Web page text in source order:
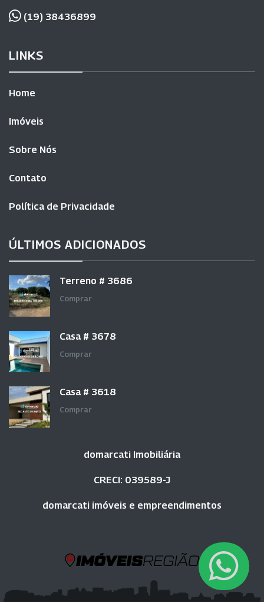
(19) 38436899
LINKS
Home
Imóveis
Sobre Nós
Contato
Política de Privacidade
ÚLTIMOS ADICIONADOS
Terreno # 3686
Comprar
Casa # 3678
Comprar
Casa # 3618
Comprar
domarcati Imobiliária
CRECI: 039589-J
domarcati imóveis e empreendimentos